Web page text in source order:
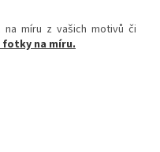
míru z vašich motivů či
na míru.